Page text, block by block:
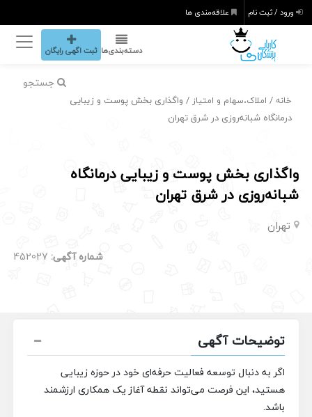
ورود / ثبت نام علاقه‌مندی ها
دسته‌بندی‌ها ثبت اگهی رایگان
جستجو
خانه / املاک،سهام و امتیاز / واگذاری بخش پوست و زیبایی
درمانگاه شبانه‌روزی در شرق تهران
واگذاری بخش پوست و زیبایی درمانگاه
شبانه‌روزی در شرق تهران
تهران
شماره آگهی: 452027
توضیحات آگهی
اگر به دنبال توسعه فعالیت حرفه‌ای خود در حوزه زیبایی
هستید، این فرصت می‌تواند نقطه آغاز یک همکاری ارزشمند
باشد.